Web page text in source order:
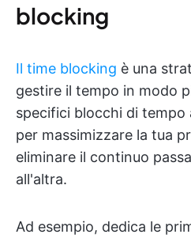
blocking
Il time blocking è una
gestire il tempo in modo
specifici blocchi di
per massimizzare la tua
eliminare il continuo
all'altra.
Ad esempio, dedica le